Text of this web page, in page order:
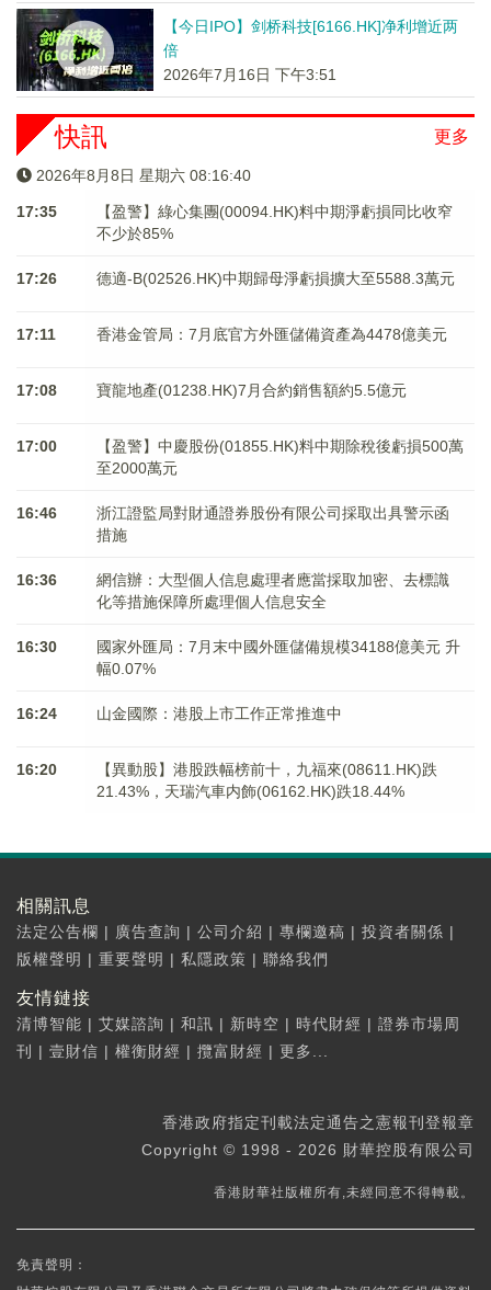
【今日IPO】剑桥科技[6166.HK]净利增近两
倍
2026年7月16日 下午3:51
更多
快訊
2026年8月8日 星期六 08:16:40
17:35
【盈警】綠心集團(00094.HK)料中期淨虧損同比收窄
不少於85%
17:26 德適-B(02526.HK)中期歸母淨虧損擴大至5588.3萬元
17:11 香港金管局：7月底官方外匯儲備資產為4478億美元
17:08 寶龍地產(01238.HK)7月合約銷售額約5.5億元
17:00
【盈警】中慶股份(01855.HK)料中期除稅後虧損500萬
至2000萬元
16:46
浙江證監局對財通證券股份有限公司採取出具警示函
措施
16:36
網信辦：大型個人信息處理者應當採取加密、去標識
化等措施保障所處理個人信息安全
16:30
國家外匯局：7月末中國外匯儲備規模34188億美元 升
幅0.07%
16:24 山金國際：港股上市工作正常推進中
16:20
【異動股】港股跌幅榜前十，九福來(08611.HK)跌
21.43%，天瑞汽車内飾(06162.HK)跌18.44%
相關訊息
法定公告欄 | 廣告查詢 | 公司介紹 | 專欄邀稿 | 投資者關係 |
版權聲明 | 重要聲明 | 私隱政策 | 聯絡我們
友情鏈接
清博智能 | 艾媒諮詢 | 和訊 | 新時空 | 時代財經 | 證券市場周
刊
| 壹財信 | 權衡財經 | 攬富財經 | 更多...
香港政府指定刊載法定通告之憲報刊登報章
Copyright © 1998 - 2026 財華控股有限公司
香港財華社版權所有,未經同意不得轉載。
免責聲明：